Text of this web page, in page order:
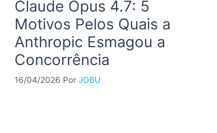
Claude Opus 4.7: 5
Motivos Pelos Quais a
Anthropic Esmagou a
Concorrência
16/04/2026 Por JOBU